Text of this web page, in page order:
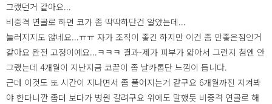
그랬던거 같아요...
비중격 연골로 하면 코가 좀 딱딱하단건 알았는데...
눌러지지도 않네요...ㅠㅠ 자가 조직이 좋긴 하지만 이건 좀 안좋은점인거
같아요 완전 고정이예요...ㅋㅋㅋ 결과-제가 피부가 얇아서 그런지 첨엔 안
그랬는데 4개월이 지난지금 코끝이 좀 날카롭단 느낌이 듭니다.
근데 이것도 또 시간이 지나면서 좀 풀어지는거 같구요 6개월까진 지켜봐
야 한다니깐 좀더 보다가 병원 갈려구요 위에도 말했듯 비중격 연골로 해